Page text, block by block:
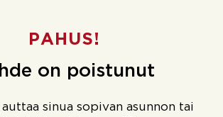
PAHUS!
on poistunut
sinua sopivan asunnon tai